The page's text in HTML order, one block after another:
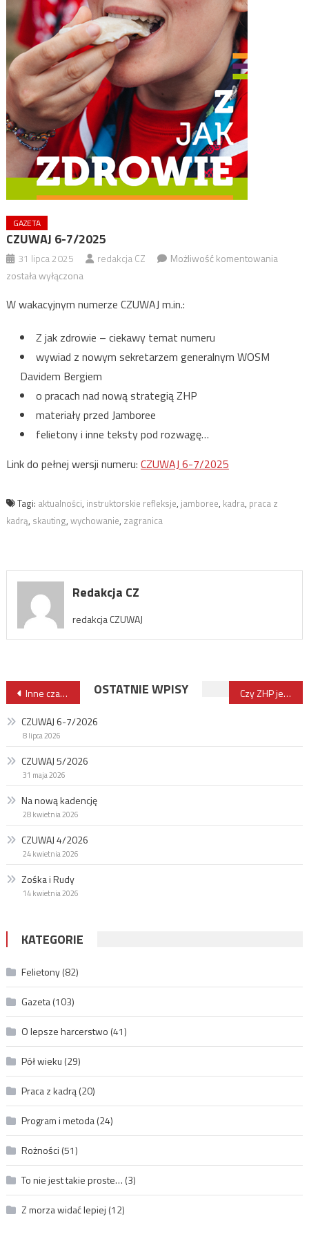
GAZETA
CZUWAJ 6-7/2025
31 lipca 2025 redakcja CZ Możliwość komentowania
została wyłączona
W wakacyjnym numerze CZUWAJ m.in.:
Z jak zdrowie – ciekawy temat numeru
wywiad z nowym sekretarzem generalnym WOSM
Davidem Bergiem
o pracach nad nową strategią ZHP
materiały przed Jamboree
felietony i inne teksty pod rozwagę…
Link do pełnej wersji numeru: CZUWAJ 6-7/2025
Tagi: aktualności, instruktorskie refleksje, jamboree, kadra, praca z
kadrą, skauting, wychowanie, zagranica
Redakcja CZ
redakcja CZUWAJ
Nawigacja
wpisu
Inne czasy, nie wiem, czy lepsze Czy ZHP jest gotowy na tę cyfrową rewolucję?
OSTATNIE WPISY
CZUWAJ 6-7/2026
8 lipca 2026
CZUWAJ 5/2026
31 maja 2026
Na nową kadencję
28 kwietnia 2026
CZUWAJ 4/2026
24 kwietnia 2026
Zośka i Rudy
14 kwietnia 2026
KATEGORIE
Felietony(82)
Gazeta(103)
O lepsze harcerstwo (41)
Pół wieku (29)
Praca z kadrą(20)
Program i metoda(24)
Rożności (51)
To nie jest takie proste… (3)
Z morza widać lepiej (12)